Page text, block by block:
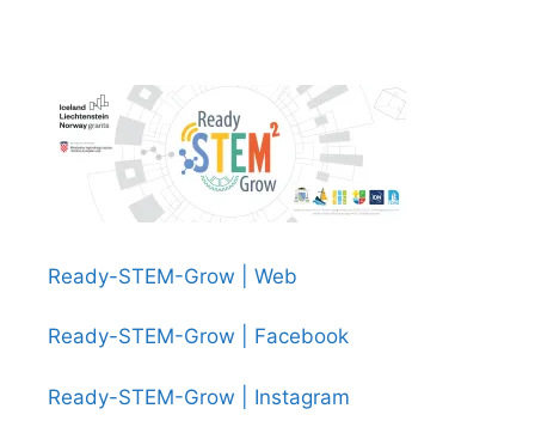
Ready-STEM-Grow | Web
Ready-STEM-Grow | Facebook
Ready-STEM-Grow | Instagram